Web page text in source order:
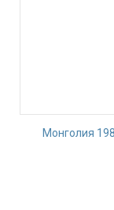
Монголия